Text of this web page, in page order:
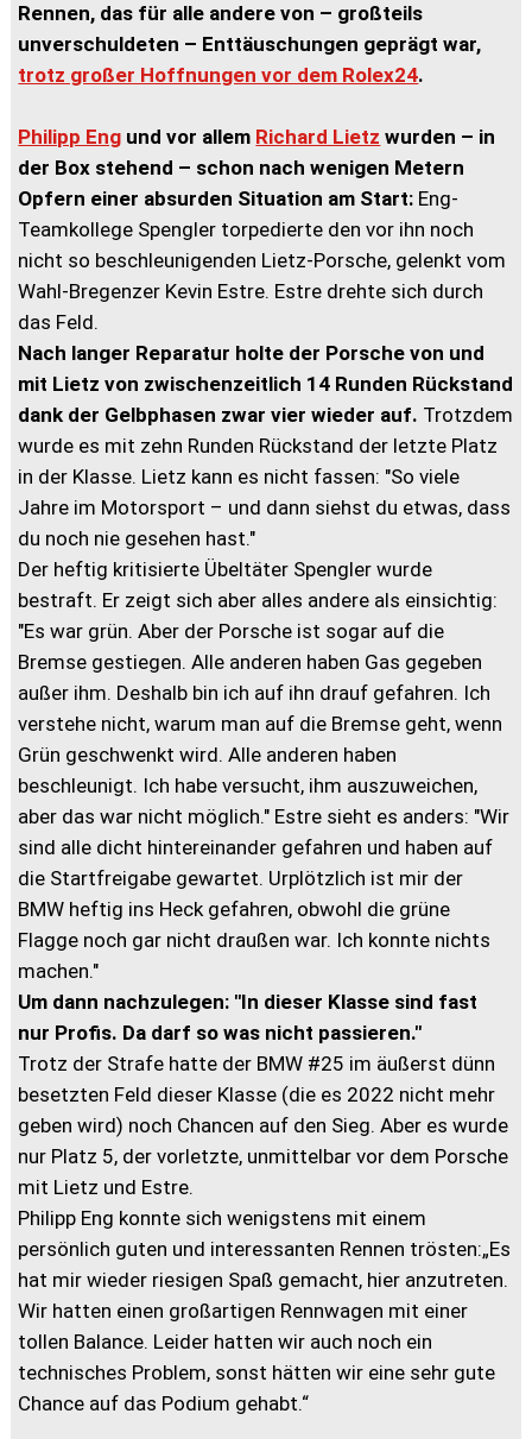
Rennen, das für alle andere von – großteils
unverschuldeten – Enttäuschungen geprägt war,
trotz großer Hoffnungen vor dem Rolex24.
Philipp Eng und vor allem Richard Lietz wurden – in
der Box stehend – schon nach wenigen Metern
Opfern einer absurden Situation am Start: Eng-
Teamkollege Spengler torpedierte den vor ihn noch
nicht so beschleunigenden Lietz-Porsche, gelenkt vom
Wahl-Bregenzer Kevin Estre. Estre drehte sich durch
das Feld.
Nach langer Reparatur holte der Porsche von und
mit Lietz von zwischenzeitlich 14 Runden Rückstand
dank der Gelbphasen zwar vier wieder auf. Trotzdem
wurde es mit zehn Runden Rückstand der letzte Platz
in der Klasse. Lietz kann es nicht fassen: "So viele
Jahre im Motorsport – und dann siehst du etwas, dass
du noch nie gesehen hast."
Der heftig kritisierte Übeltäter Spengler wurde
bestraft. Er zeigt sich aber alles andere als einsichtig:
"Es war grün. Aber der Porsche ist sogar auf die
Bremse gestiegen. Alle anderen haben Gas gegeben
außer ihm. Deshalb bin ich auf ihn drauf gefahren. Ich
verstehe nicht, warum man auf die Bremse geht, wenn
Grün geschwenkt wird. Alle anderen haben
beschleunigt. Ich habe versucht, ihm auszuweichen,
aber das war nicht möglich." Estre sieht es anders: "Wir
sind alle dicht hintereinander gefahren und haben auf
die Startfreigabe gewartet. Urplötzlich ist mir der
BMW heftig ins Heck gefahren, obwohl die grüne
Flagge noch gar nicht draußen war. Ich konnte nichts
machen."
Um dann nachzulegen: "In dieser Klasse sind fast
nur Profis. Da darf so was nicht passieren."
Trotz der Strafe hatte der BMW #25 im äußerst dünn
besetzten Feld dieser Klasse (die es 2022 nicht mehr
geben wird) noch Chancen auf den Sieg. Aber es wurde
nur Platz 5, der vorletzte, unmittelbar vor dem Porsche
mit Lietz und Estre.
Philipp Eng konnte sich wenigstens mit einem
persönlich guten und interessanten Rennen trösten:„Es
hat mir wieder riesigen Spaß gemacht, hier anzutreten.
Wir hatten einen großartigen Rennwagen mit einer
tollen Balance. Leider hatten wir auch noch ein
technisches Problem, sonst hätten wir eine sehr gute
Chance auf das Podium gehabt.“